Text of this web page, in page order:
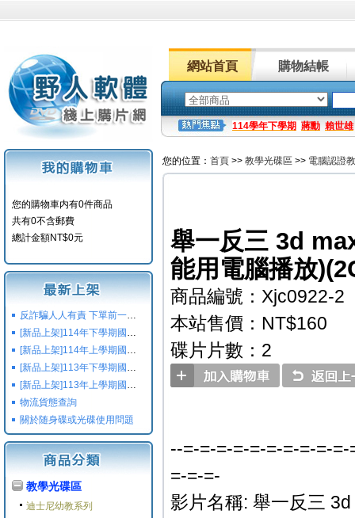
網站首頁 購物結帳
114學年下學期 蔣勳 賴世雄
您的購物車内有0件商品
共有0不含郵費
總計金額NT$0元
反詐騙人人有責 下單前一定要注意
[新品上架]114年下學期國小國中高中命題光碟,校用卷,習作
[新品上架]114年上學期國小國中高中命題光碟,校用卷,習作
[新品上架]113年下學期國小國中高中命題光碟,校用卷,習作
[新品上架]113年上學期國小國中高中命題光碟,校用卷,習作
物流貨態查詢
關於随身碟或光碟使用問題
教學光碟區
迪士尼幼教系列
您的位置： 首頁 >> 教學光碟區 >> 電腦認證
舉一反三 3d
能用電腦播放
商品編號：Xjc0922-2
本站售價：NT$160
碟片片數：2
--=-=-=-=-=-=-=-=-=-
=-=-=-
影片名稱: 舉一反三